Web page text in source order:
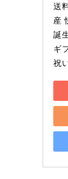
送
産
誕
ギ
祝